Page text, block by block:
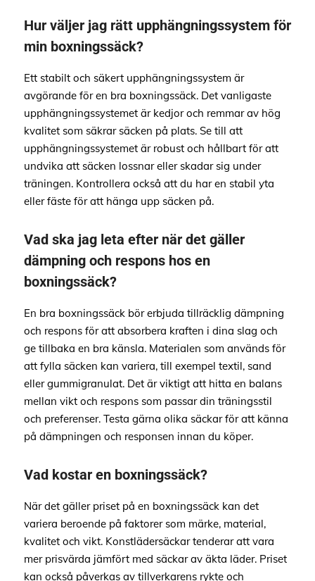
Hur väljer jag rätt upphängningssystem för
min boxningssäck?
Ett stabilt och säkert upphängningssystem är
avgörande för en bra boxningssäck. Det vanligaste
upphängningssystemet är kedjor och remmar av hög
kvalitet som säkrar säcken på plats. Se till att
upphängningssystemet är robust och hållbart för att
undvika att säcken lossnar eller skadar sig under
träningen. Kontrollera också att du har en stabil yta
eller fäste för att hänga upp säcken på.
Vad ska jag leta efter när det gäller
dämpning och respons hos en
boxningssäck?
En bra boxningssäck bör erbjuda tillräcklig dämpning
och respons för att absorbera kraften i dina slag och
ge tillbaka en bra känsla. Materialen som används för
att fylla säcken kan variera, till exempel textil, sand
eller gummigranulat. Det är viktigt att hitta en balans
mellan vikt och respons som passar din träningsstil
och preferenser. Testa gärna olika säckar för att känna
på dämpningen och responsen innan du köper.
Vad kostar en boxningssäck?
När det gäller priset på en boxningssäck kan det
variera beroende på faktorer som märke, material,
kvalitet och vikt. Konstlädersäckar tenderar att vara
mer prisvärda jämfört med säckar av äkta läder. Priset
kan också påverkas av tillverkarens rykte och